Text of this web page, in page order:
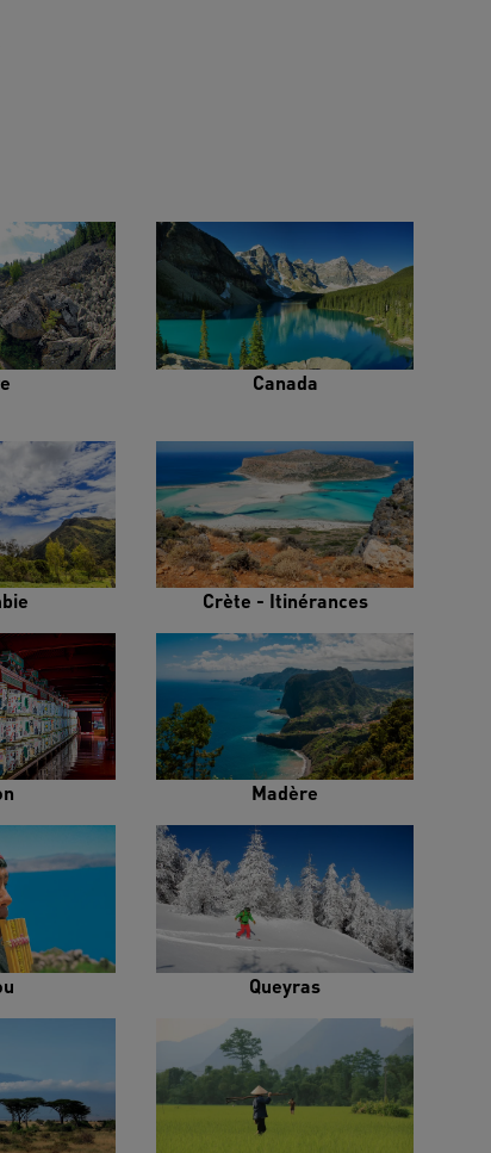
Canada
Crète - Itinérances
Madère
Queyras